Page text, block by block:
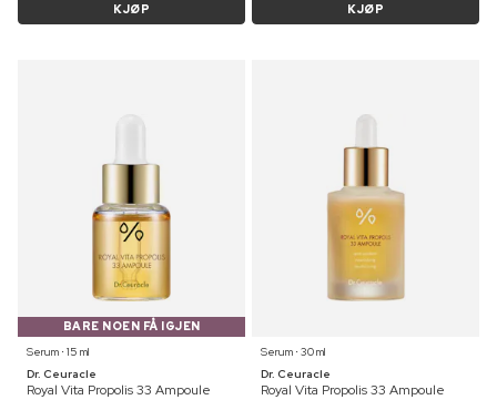
KJØP KJØP
BARE NOEN FÅ IGJEN
Serum ⋅ 15 ml
Dr. Ceuracle
Royal Vita Propolis 33 Ampoule
Serum ⋅ 30 ml
Dr. Ceuracle
Royal Vita Propolis 33 Ampoule